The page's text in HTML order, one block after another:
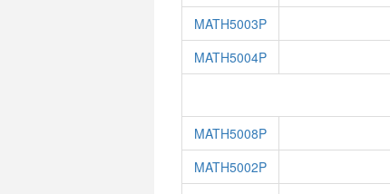
MATH5003P
MATH5004P
MATH5008P
MATH5002P